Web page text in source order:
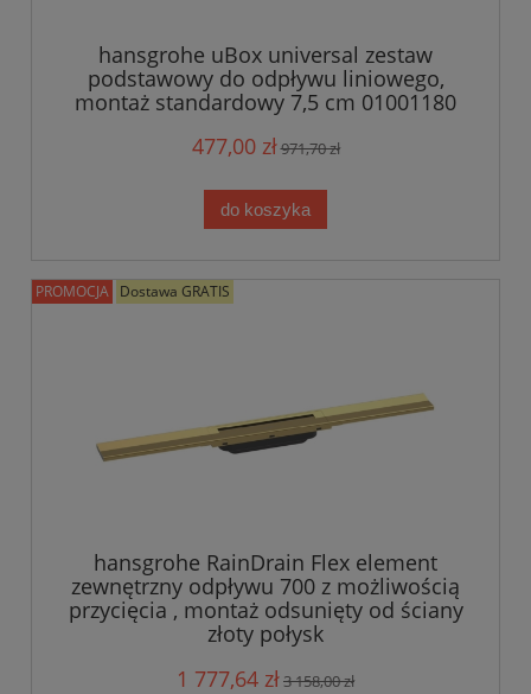
hansgrohe uBox universal zestaw
podstawowy do odpływu liniowego,
montaż standardowy 7,5 cm 01001180
477,00 zł971,70 zł
do koszyka
hansgrohe RainDrain Flex element
zewnętrzny odpływu 700 z możliwością
przycięcia , montaż odsunięty od ściany
złoty połysk
1 777,64 zł3 158,00 zł
PROMOCJA Dostawa GRATIS